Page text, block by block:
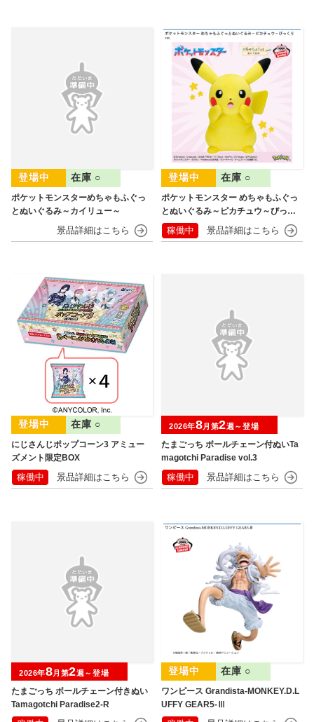
ポケットモンスターめちゃもふぐっ
とぬいぐるみ～カイリュー～
在庫 ○
ポケットモンスター めちゃもふぐっ
とぬいぐるみ～ピカチュウ～びっく
りver.
在庫 ○
稼働中
にじさんじポップコーン3 アミュー
ズメント限定BOX
在庫 ○
稼働中
たまごっち ボールチェーン付ぬいTa
magotchi Paradise vol.3
2026年8月第2週～登場
稼働中
たまごっち ボールチェーン付きぬい
Tamagotchi Paradise2-R
2026年8月第2週～登場
ワンピース Grandista-MONKEY.D.L
UFFY GEAR5-Ⅲ
在庫 ○